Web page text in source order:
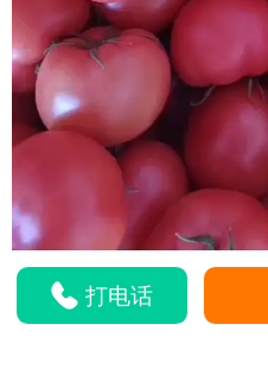
打电话